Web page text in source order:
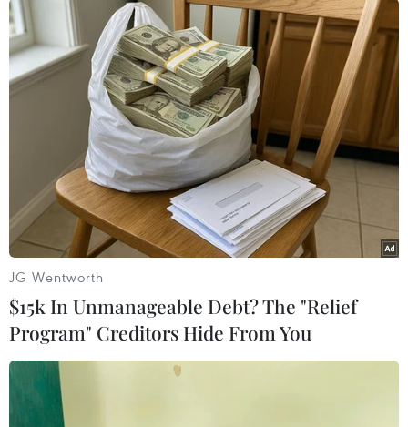
#Công an thành phố Phan Thiết
#Virus corona
#Thông tin sai sự thật
#Bán hàng online
Bình Thuận
Lâm Đồng
JG Wentworth
$15k In Unmanageable Debt? The "Relief
Program" Creditors Hide From You